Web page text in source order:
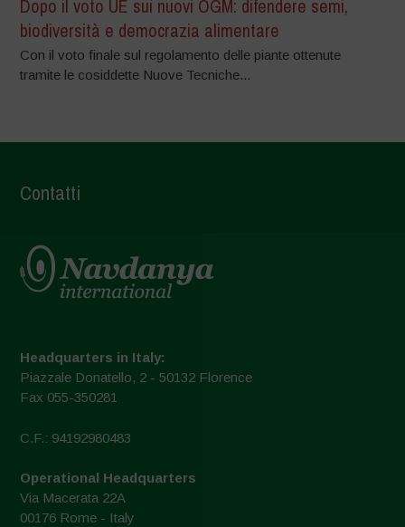
Dopo il voto UE sui nuovi OGM: difendere semi,
biodiversità e democrazia alimentare
Con il voto finale sul regolamento delle piante ottenute
tramite le cosiddette Nuove Tecniche...
Contatti
Headquarters in Italy:
Piazzale Donatello, 2 - 50132 Florence
Fax 055-350281
C.F.: 94192980483
Operational Headquarters
Via Macerata 22A
00176 Rome - Italy